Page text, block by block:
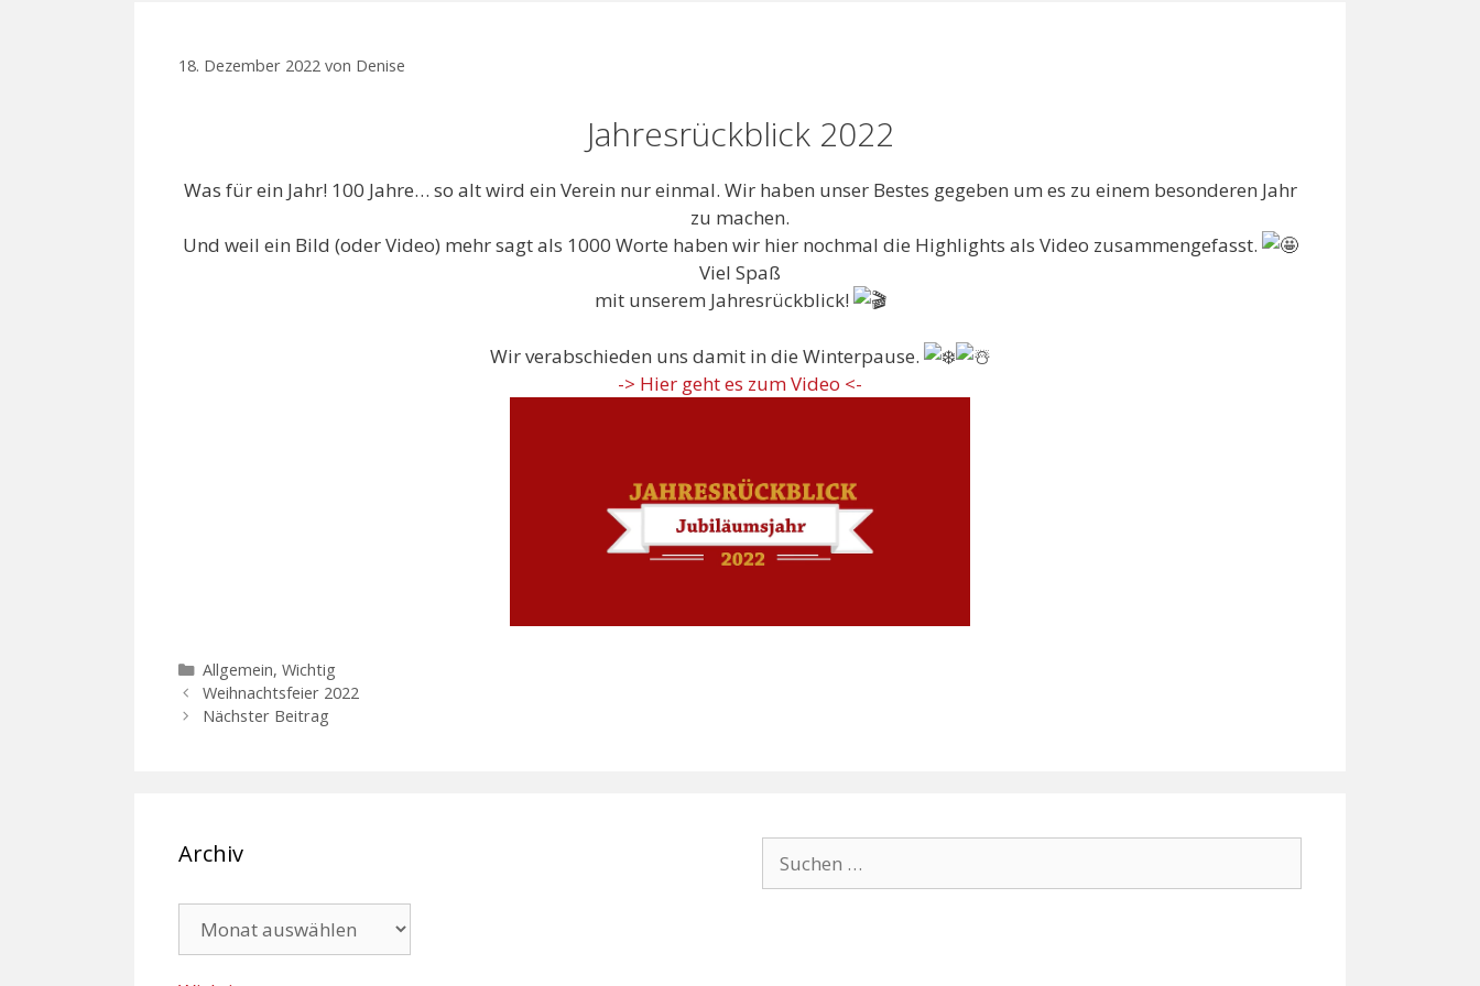
18. Dezember 2022 von Denise
Jahresrückblick 2022
Was für ein Jahr! 100 Jahre… so alt wird ein Verein nur einmal. Wir haben unser Bestes gegeben um es zu einem besonderen Jahr
zu machen.
Und weil ein Bild (oder Video) mehr sagt als 1000 Worte haben wir hier nochmal die Highlights als Video zusammengefasst.
Viel Spaß
mit unserem Jahresrückblick!
Wir verabschieden uns damit in die Winterpause.
-> Hier geht es zum Video <-
Kategorien
Allgemein, Wichtig
Weihnachtsfeier 2022
Nächster Beitrag
Archiv
nach: